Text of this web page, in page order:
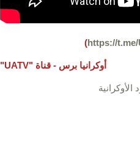
https://
)
أوكرانيا برس - قناة "UATV"
الأوكرانية